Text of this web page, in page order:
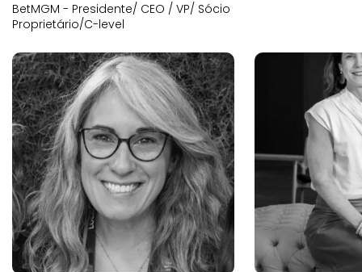
BetMGM - Presidente/ CEO / VP/ Sócio
Proprietário/C-level